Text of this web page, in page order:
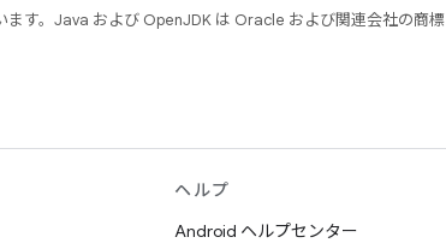
ます。Java および OpenJDK は Oracle および関連会社の商標
ヘルプ
Android ヘルプセンター